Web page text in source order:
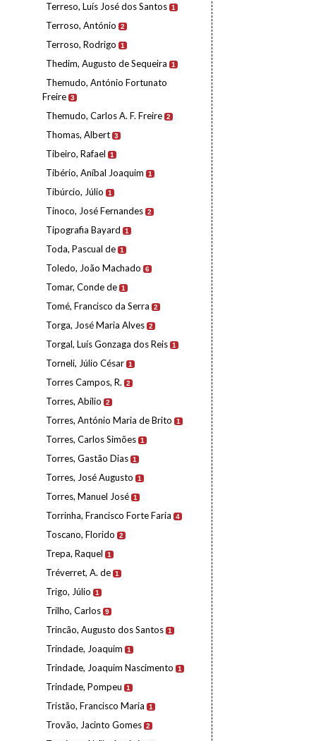
Terreso, Luís José dos Santos 1
Terroso, António 2
Terroso, Rodrigo 1
Thedim, Augusto de Sequeira 1
Themudo, António Fortunato
Freire 3
Themudo, Carlos A. F. Freire 2
Thomas, Albert 3
Tibeiro, Rafael 1
Tibério, Aníbal Joaquim 1
Tibúrcio, Júlio 1
Tinoco, José Fernandes 2
Tipografia Bayard 1
Toda, Pascual de 1
Toledo, João Machado 6
Tomar, Conde de 1
Tomé, Francisco da Serra 2
Torga, José Maria Alves 2
Torgal, Luís Gonzaga dos Reis 1
Torneli, Júlio César 1
Torres Campos, R. 2
Torres, Abílio 2
Torres, António Maria de Brito 1
Torres, Carlos Simões 1
Torres, Gastão Dias 1
Torres, José Augusto 1
Torres, Manuel José 1
Torrinha, Francisco Forte Faria 4
Toscano, Florido 2
Trepa, Raquel 1
Tréverret, A. de 1
Trigo, Júlio 1
Trilho, Carlos 9
Trincão, Augusto dos Santos 1
Trindade, Joaquim 1
Trindade, Joaquim Nascimento 1
Trindade, Pompeu 1
Tristão, Francisco Maria 1
Trovão, Jacinto Gomes 2